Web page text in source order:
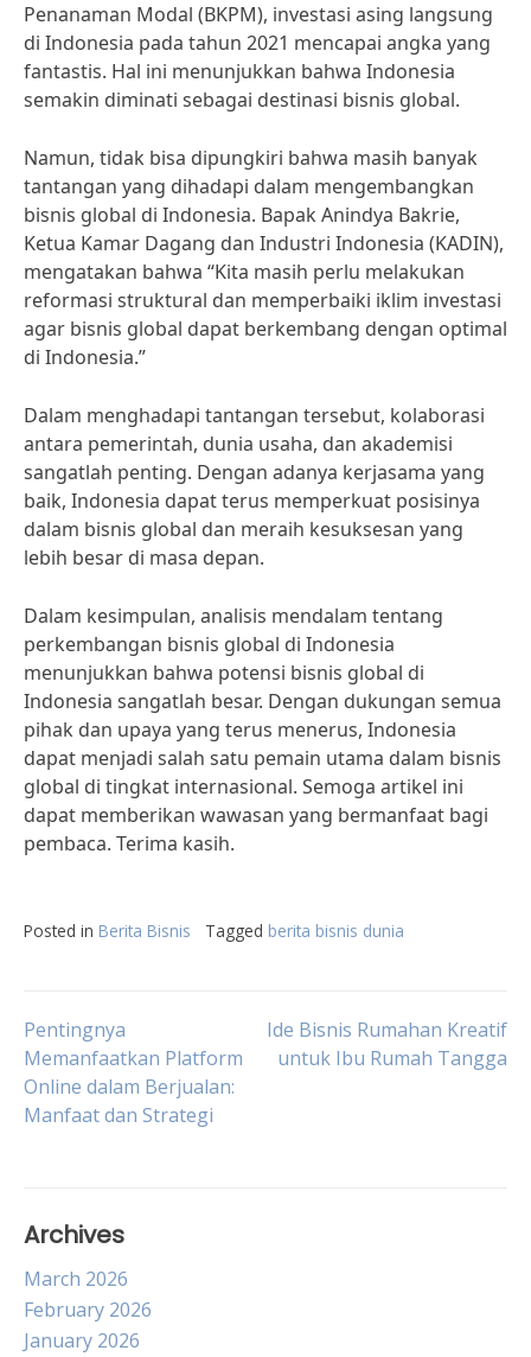
Penanaman Modal (BKPM), investasi asing langsung
di Indonesia pada tahun 2021 mencapai angka yang
fantastis. Hal ini menunjukkan bahwa Indonesia
semakin diminati sebagai destinasi bisnis global.
Namun, tidak bisa dipungkiri bahwa masih banyak
tantangan yang dihadapi dalam mengembangkan
bisnis global di Indonesia. Bapak Anindya Bakrie,
Ketua Kamar Dagang dan Industri Indonesia (KADIN),
mengatakan bahwa “Kita masih perlu melakukan
reformasi struktural dan memperbaiki iklim investasi
agar bisnis global dapat berkembang dengan optimal
di Indonesia.”
Dalam menghadapi tantangan tersebut, kolaborasi
antara pemerintah, dunia usaha, dan akademisi
sangatlah penting. Dengan adanya kerjasama yang
baik, Indonesia dapat terus memperkuat posisinya
dalam bisnis global dan meraih kesuksesan yang
lebih besar di masa depan.
Dalam kesimpulan, analisis mendalam tentang
perkembangan bisnis global di Indonesia
menunjukkan bahwa potensi bisnis global di
Indonesia sangatlah besar. Dengan dukungan semua
pihak dan upaya yang terus menerus, Indonesia
dapat menjadi salah satu pemain utama dalam bisnis
global di tingkat internasional. Semoga artikel ini
dapat memberikan wawasan yang bermanfaat bagi
pembaca. Terima kasih.
Posted in Berita Bisnis Tagged berita bisnis dunia
Post
navigation
Pentingnya
Memanfaatkan Platform
Online dalam Berjualan:
Manfaat dan Strategi
Ide Bisnis Rumahan Kreatif
untuk Ibu Rumah Tangga
Archives
March 2026
February 2026
January 2026